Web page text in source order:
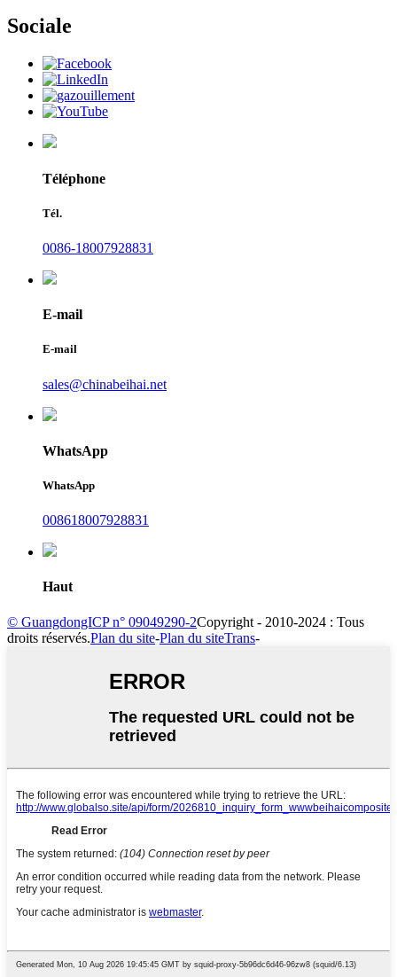
Sociale
Téléphone
Tél.
0086-18007928831
E-mail
E-mail
sales@chinabeihai.net
WhatsApp
WhatsApp
008618007928831
Haut
© GuangdongICP n° 09049290-2Copyright - 2010-2024 : Tous
droits réservés.Plan du site-Plan du siteTrans-